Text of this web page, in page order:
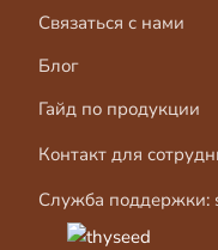
Связаться с нами
Блог
Гайд по продукции
Контакт для
Служба поддержки: